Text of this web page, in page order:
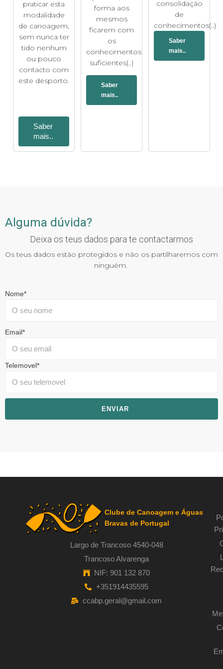
praticar esta
modalidade
de canoagem,
sem nunca ter
tido nenhum
ou pouco
contacto com
este desporto.
Saber
mais..
forma aos
mesmos
ficarem com
os
conhecimentos
suficientes(..)
Saber
mais..
consolidação
de
conhecimentos(..)
Saber
mais..
Alguma dúvida?
Deixa os teus dados para te contactarmos
Os teus dados estão protegidos e não os partilharemos com
ninguém.
Nome*
Email*
Telemovel*
ENVIAR
Clube de Canoagem e Águas
Bravas de Portugal
Largo de Trancoso 4540-048
Trancoso Alvarenga
NIF: 901 132 870
+351914435595
ccabp.geral@gmail.com